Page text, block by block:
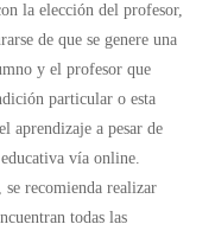
la elección del profesor,
de que se genere una
y el profesor que
particular o esta
aprendizaje a pesar de
vía online.
se recomienda realizar
todas las